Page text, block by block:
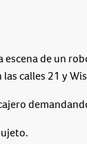
de un
calles 21 y